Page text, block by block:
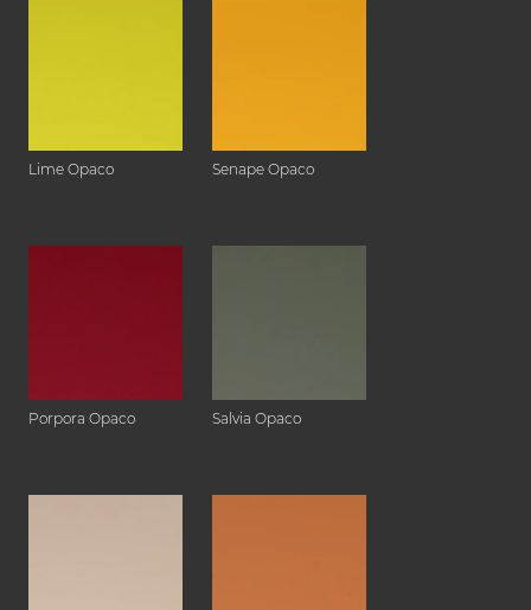
Lime Opaco Senape Opaco
Porpora Opaco Salvia Opaco